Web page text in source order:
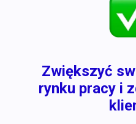
Zwiększyć
rynku pracy i